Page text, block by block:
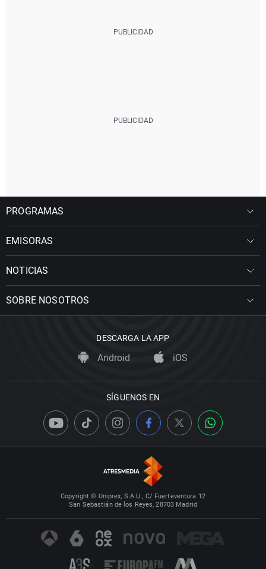
PROGRAMAS
EMISORAS
NOTICIAS
SOBRE NOSOTROS
DESCARGA LA APP
Android iOS
SÍGUENOS EN
Copyright © Uniprex, S.A.U., C/ Fuerteventura 12
San Sebastián de los Reyes, 28703 Madrid